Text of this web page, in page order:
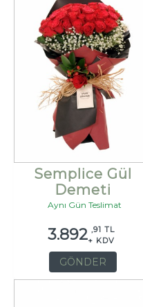
Semplice Gül
Demeti
Aynı Gün Teslimat
3.892 ,91 TL
+ KDV
GÖNDER